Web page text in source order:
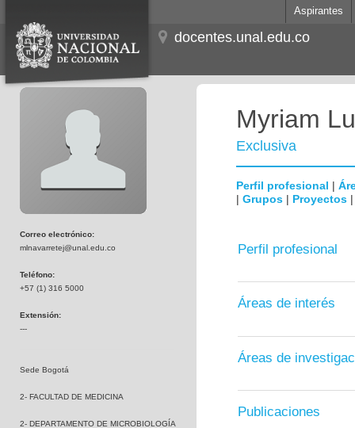
Aspirantes
docentes.unal.edu.co
Correo electrónico:
mlnavarretej@unal.edu.co
Teléfono:
+57 (1) 316 5000
Extensión:
---
Sede Bogotá
2- FACULTAD DE MEDICINA
2- DEPARTAMENTO DE MICROBIOLOGÍA
Myriam
Exclusiva
Perfil profesional |
| Grupos | Proyectos
Perfil profesional
Áreas de interés
Áreas de
Publicaciones